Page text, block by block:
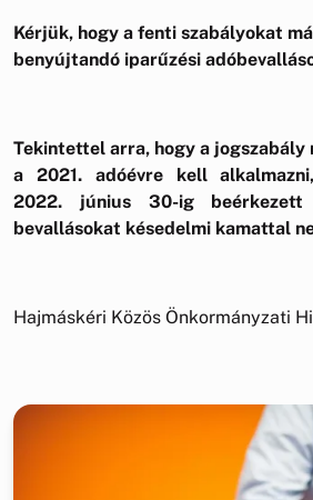
Kérjük, hogy a fenti szabályokat
benyújtandó iparűzési
Tekintettel arra, hogy a jogszabály
a 2021. adóévre kell
2022. június 30-ig beérkezett
bevallásokat késedelmi kamattal
Hajmáskéri Közös Önkormányzati